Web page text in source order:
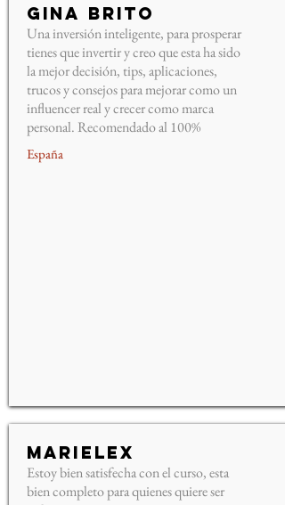
Gina Brito
Una inversión inteligente, para prosperar
tienes que invertir y creo que esta ha sido
la mejor decisión, tips, aplicaciones,
trucos y consejos para mejorar como un
influencer real y crecer como marca
personal. Recomendado al 100%
España
Marielex
Estoy bien satisfecha con el curso, esta
bien completo para quienes quiere ser